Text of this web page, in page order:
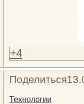
+4
Поделиться
Технологии